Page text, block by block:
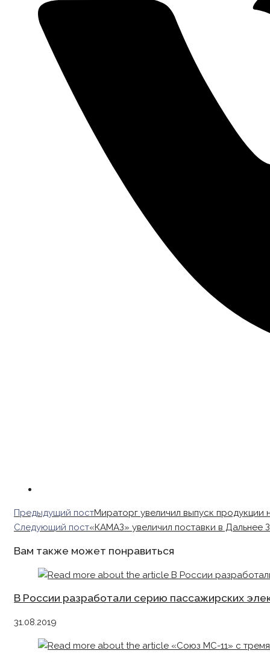
Read
more
Предыдущий постМираторг увеличил выпуск продукции
Следующий пост«КАМАЗ» увеличил поставки в Дальнее
Вам также может понравиться
В России разработали серию пассажирских
31.08.2019